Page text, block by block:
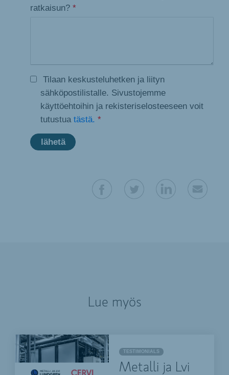
ratkaisun? *
Tilaan keskusteluhetken ja liityn
sähköpostilistalle. Sivustojemme
käyttöehtoihin ja rekisteriselosteeseen voit
tutustua tästä. *
Lue myös
TESTIMONIALS
Metalli ja Lvi